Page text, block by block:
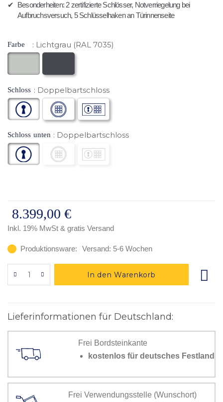
✔ Besonderheiten: 2 zertifizierte Schlösser, Notverriegelung bei
Aufbruchsversuch, 5 Schlüsselhaken an Türinnenseite
Farbe Lichtgrau (RAL 7035)
Schloss Doppelbartschloss
Schloss unten Doppelbartschloss
8.399,00 €
Inkl. 19% MwSt & gratis Versand
Produktionsware: Versand: 5-6 Wochen
In den Warenkorb
Lieferinformationen für Deutschland:
Frei Bordsteinkante
kostenlos für deutsches Festland
Frei Verwendungsstelle (Wunschort)